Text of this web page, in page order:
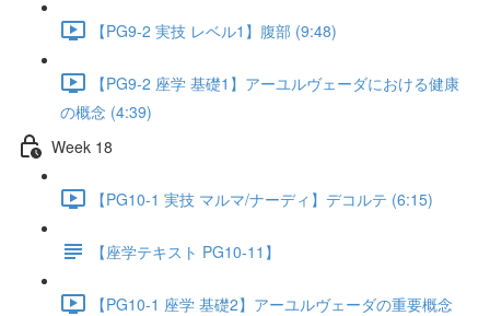
【PG9-2 実技 レベル1】腹部 (9:48)
【PG9-2 座学 基礎1】アーユルヴェーダにおける健康
の概念 (4:39)
Week 18
【PG10-1 実技 マルマ/ナーディ】デコルテ (6:15)
【座学テキスト PG10-11】
【PG10-1 座学 基礎2】アーユルヴェーダの重要概念